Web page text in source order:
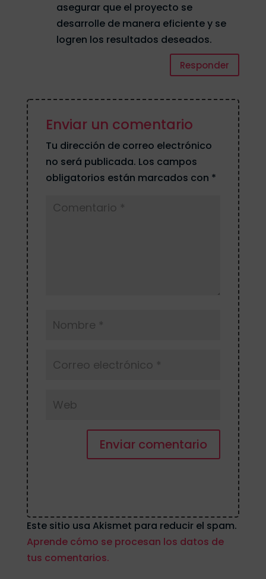
asegurar que el proyecto se
desarrolle de manera eficiente y se
logren los resultados deseados.
Responder
Enviar un comentario
Tu dirección de correo electrónico
no será publicada. Los campos
obligatorios están marcados con *
Enviar comentario
Este sitio usa Akismet para reducir el spam.
Aprende cómo se procesan los datos de
tus comentarios.